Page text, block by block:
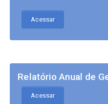
Acessar
Relatório Anual de
Acessar